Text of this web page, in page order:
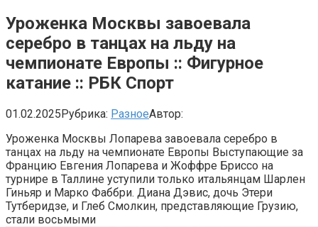
Уроженка Москвы завоевала
серебро в танцах на льду на
чемпионате Европы :: Фигурное
катание :: РБК Спорт
01.02.2025Рубрика: РазноеАвтор:
Уроженка Москвы Лопарева завоевала серебро в
танцах на льду на чемпионате Европы Выступающие за
Францию Евгения Лопарева и Жоффре Бриссо на
турнире в Таллине уступили только итальянцам Шарлен
Гиньяр и Марко Фаббри. Диана Дэвис, дочь Этери
Тутберидзе, и Глеб Смолкин, представляющие Грузию,
стали восьмыми